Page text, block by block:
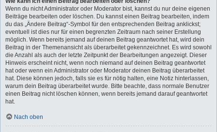
Wenn du nicht Administrator oder Moderator bist, kannst du nur deine eigenen
Beiträge bearbeiten oder löschen. Du kannst einen Beitrag bearbeiten, indem
du das „Ändere Beitrag“-Symbol für den entsprechenden Beitrag anklickst;
eventuell ist dies nur für einen begrenzten Zeitraum nach seiner Erstellung
möglich. Wenn bereits jemand auf deinen Beitrag geantwortet hat, wird dein
Beitrag in der Themenansicht als überarbeitet gekennzeichnet. Es wird sowohl
die Anzahl als auch der letzte Zeitpunkt der Bearbeitungen angezeigt. Dieser
Hinweis erscheint nicht, wenn noch niemand auf deinen Beitrag geantwortet
hat oder wenn ein Administrator oder Moderator deinen Beitrag überarbeitet
hat. Diese können jedoch, falls sie es für nötig halten, eine Notiz hinterlassen,
warum dein Beitrag überarbeitet wurde. Bitte beachte, dass normale Benutzer
einen Beitrag nicht löschen können, wenn bereits jemand darauf geantwortet
hat.
Nach oben